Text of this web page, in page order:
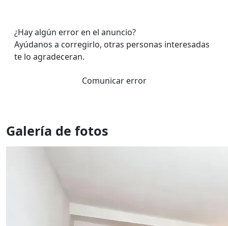
¿Hay algún error en el anuncio?
Ayúdanos a corregirlo, otras personas interesadas
te lo agradeceran.
Comunicar error
Galería de fotos